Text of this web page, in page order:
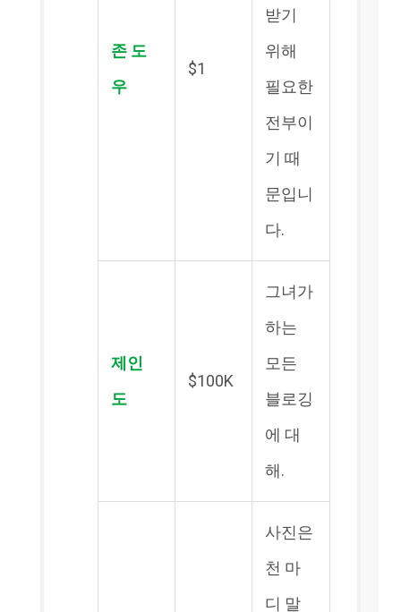
존 도
우
$1
받기
위해
필요한
전부이
기 때
문입니
다.
제인
도
$100K
그녀가
하는
모든
블로깅
에 대
해.
사진은
천 마
디 말